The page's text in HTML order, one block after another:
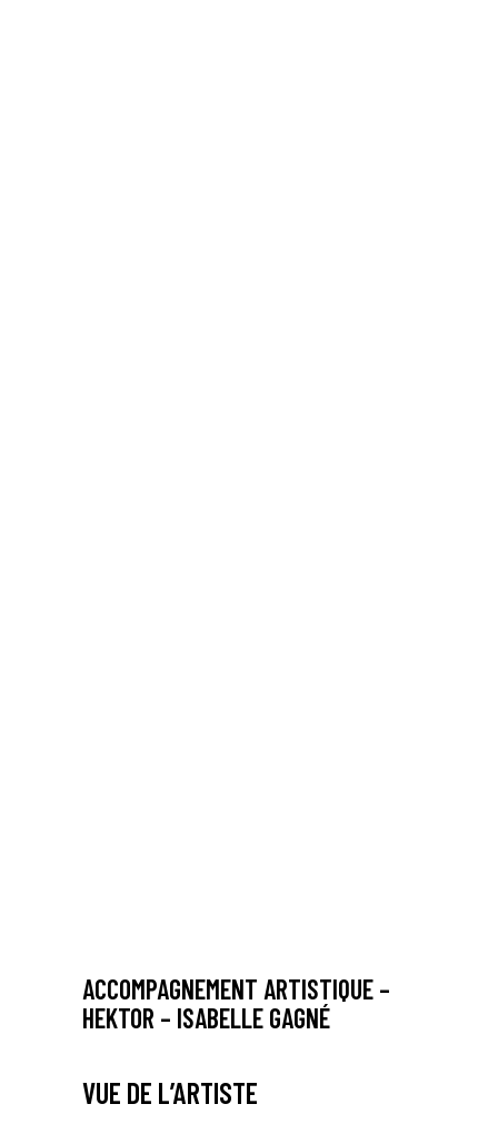
ACCOMPAGNEMENT ARTISTIQUE –
HEKTOR – ISABELLE GAGNÉ
VUE DE L’ARTISTE